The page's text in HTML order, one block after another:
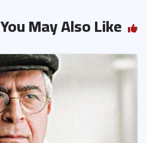
You May Also Like